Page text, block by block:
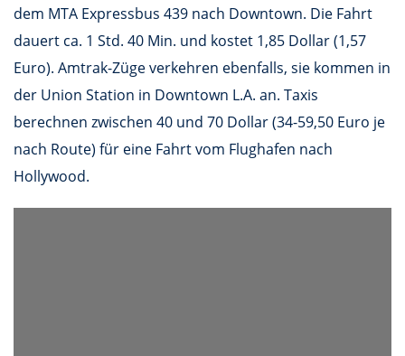
dem MTA Expressbus 439 nach Downtown. Die Fahrt
dauert ca. 1 Std. 40 Min. und kostet 1,85 Dollar (1,57
Euro). Amtrak-Züge verkehren ebenfalls, sie kommen in
der Union Station in Downtown L.A. an. Taxis
berechnen zwischen 40 und 70 Dollar (34-59,50 Euro je
nach Route) für eine Fahrt vom Flughafen nach
Hollywood.